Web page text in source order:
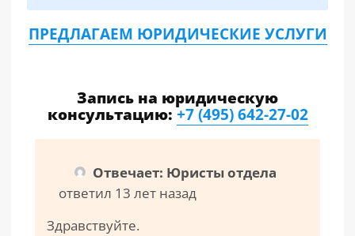
ПРЕДЛАГАЕМ ЮРИДИЧЕСКИЕ УСЛУГИ
Запись на юридическую
консультацию:+7 (495) 642-27-02
Отвечает: Юристы отдела
ответил 13 лет назад
Здравствуйте.